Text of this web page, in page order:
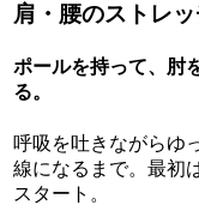
肩・腰のストレ
ポールを持って、肘
る。
呼吸を吐きながらゆ
線になるまで。最初
スタート。